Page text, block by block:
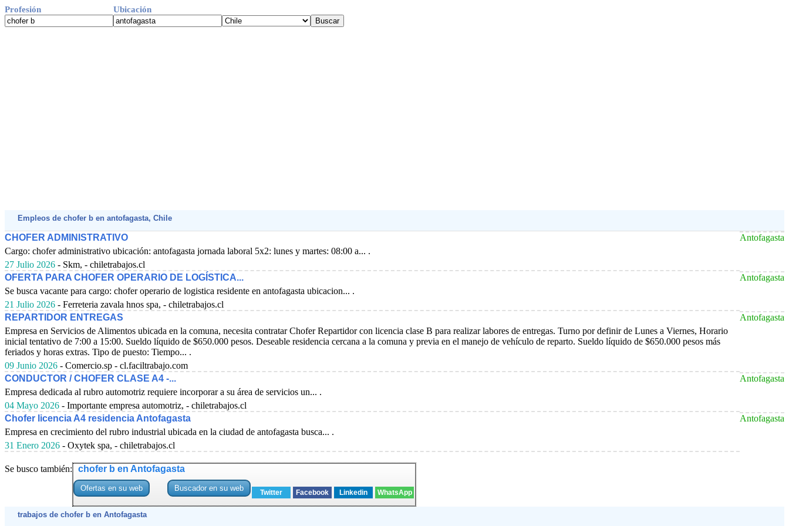
Profesión Ubicación
Empleos de chofer b en antofagasta, Chile
CHOFER ADMINISTRATIVO
Cargo: chofer administrativo ubicación: antofagasta jornada laboral 5x2: lunes y martes: 08:00 a... .
27 Julio 2026 - Skm, - chiletrabajos.cl
Antofagasta
OFERTA PARA CHOFER OPERARIO DE LOGÍSTICA...
Se busca vacante para cargo: chofer operario de logistica residente en antofagasta ubicacion... .
21 Julio 2026 - Ferreteria zavala hnos spa, - chiletrabajos.cl
Antofagasta
REPARTIDOR ENTREGAS
Empresa en Servicios de Alimentos ubicada en la comuna, necesita contratar Chofer Repartidor con licencia clase B para realizar labores de entregas. Turno por definir de Lunes a Viernes, Horario
inicial tentativo de 7:00 a 15:00. Sueldo líquido de $650.000 pesos. Deseable residencia cercana a la comuna y previa en el manejo de vehículo de reparto. Sueldo líquido de $650.000 pesos más
feriados y horas extras. Tipo de puesto: Tiempo... .
09 Junio 2026 - Comercio.sp - cl.faciltrabajo.com
Antofagasta
CONDUCTOR / CHOFER CLASE A4 -...
Empresa dedicada al rubro automotriz requiere incorporar a su área de servicios un... .
04 Mayo 2026 - Importante empresa automotriz, - chiletrabajos.cl
Antofagasta
Chofer licencia A4 residencia Antofagasta
Empresa en crecimiento del rubro industrial ubicada en la ciudad de antofagasta busca... .
31 Enero 2026 - Oxytek spa, - chiletrabajos.cl
Antofagasta
Se busco también: chofer b en Antofagasta
Twitter Facebook Linkedin WhatsApp
trabajos de chofer b en Antofagasta